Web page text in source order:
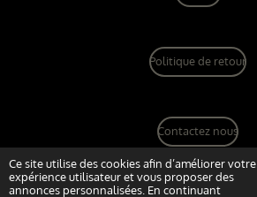
Ce site utilise des cookies afin d’améliorer votre
expérience utilisateur et vous proposer des
annonces personnalisées. En continuant
Politique de retour
Contactez nous
© 2022 - 2026 dandy vintage boutique
Propulsé parWebador